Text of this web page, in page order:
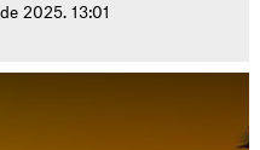
2025. 13:01